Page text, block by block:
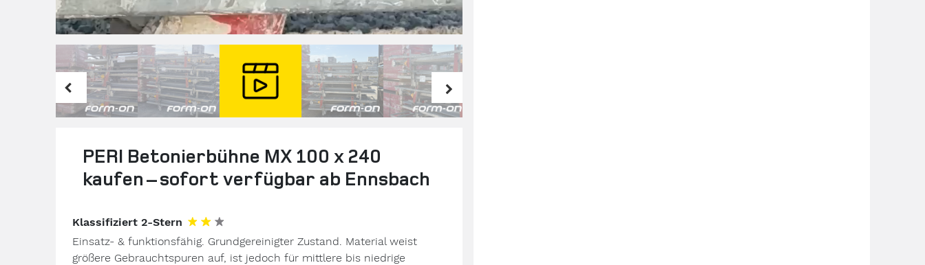
PERI Betonierbühne MX 100 x 240
kaufen – sofort verfügbar ab Ennsbach
Klassifiziert 2-Stern
Einsatz- & funktionsfähig. Grundgereinigter Zustand. Material weist
größere Gebrauchtspuren auf, ist jedoch für mittlere bis niedrige